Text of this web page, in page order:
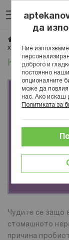
към
съдържанието
Храносмилателна
Какво е
Чудите се защо
стомашното
причина
да
Ние
доброто и
постоянно
опционалните
може да
нас. Ако искаш
Политиката за